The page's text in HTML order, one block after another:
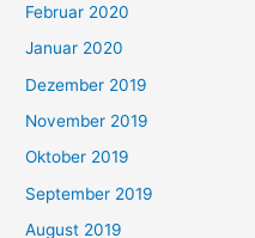
Februar 2020
Januar 2020
Dezember 2019
November 2019
Oktober 2019
September 2019
August 2019